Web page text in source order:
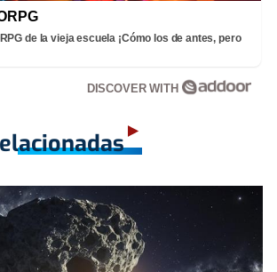
de la vieja escuela ¡Cómo los de antes, pero
DISCOVER WITH